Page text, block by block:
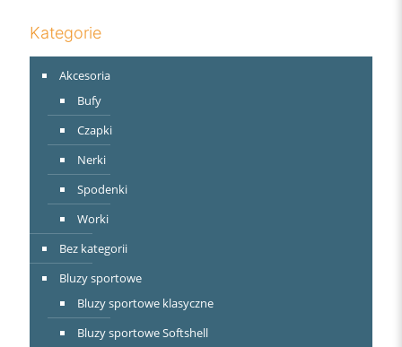
Kategorie
Akcesoria
Bufy
Czapki
Nerki
Spodenki
Worki
Bez kategorii
Bluzy sportowe
Bluzy sportowe klasyczne
Bluzy sportowe Softshell